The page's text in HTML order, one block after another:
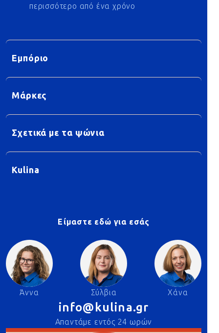
περισσότερο από ένα χρόνο
Εμπόριο
Μάρκες
Σχετικά με τα ψώνια
Kulina
Είμαστε εδώ για εσάς
Άννα Σύλβια Χάνα
info@kulina.gr
Απαντάμε εντός 24 ωρών